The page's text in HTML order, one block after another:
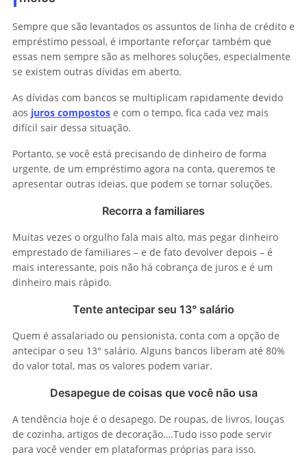
Sempre que são levantados os assuntos de linha de crédito e
empréstimo pessoal, é importante reforçar também que
essas nem sempre são as melhores soluções, especialmente
se existem outras dívidas em aberto.
As dívidas com bancos se multiplicam rapidamente devido
aos juros compostos e com o tempo, fica cada vez mais
difícil sair dessa situação.
Portanto, se você está precisando de dinheiro de forma
urgente, de um empréstimo agora na conta, queremos te
apresentar outras ideias, que podem se tornar soluções.
Recorra a familiares
Muitas vezes o orgulho fala mais alto, mas pegar dinheiro
emprestado de familiares – e de fato devolver depois – é
mais interessante, pois não há cobrança de juros e é um
dinheiro mais rápido.
Tente antecipar seu 13° salário
Quem é assalariado ou pensionista, conta com a opção de
antecipar o seu 13° salário. Alguns bancos liberam até 80%
do valor total, mas os valores podem variar.
Desapegue de coisas que você não usa
A tendência hoje é o desapego. De roupas, de livros, louças
de cozinha, artigos de decoração….Tudo isso pode servir
para você vender em plataformas próprias para isso.